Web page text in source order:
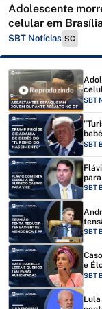
Adolescente
celular em
SBT Notícias SC
Reproduzindo
SBT
SBT
SBT
SBT
e
SBT